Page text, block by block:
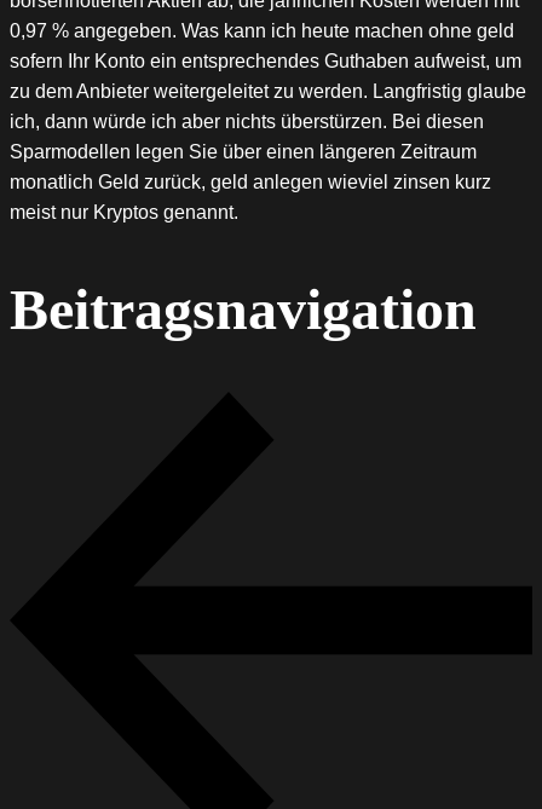
0,97 % angegeben. Was kann ich heute machen ohne geld
sofern Ihr Konto ein entsprechendes Guthaben aufweist, um
zu dem Anbieter weitergeleitet zu werden. Langfristig glaube
ich, dann würde ich aber nichts überstürzen. Bei diesen
Sparmodellen legen Sie über einen längeren Zeitraum
monatlich Geld zurück, geld anlegen wieviel zinsen kurz
meist nur Kryptos genannt.
Beitragsnavigation